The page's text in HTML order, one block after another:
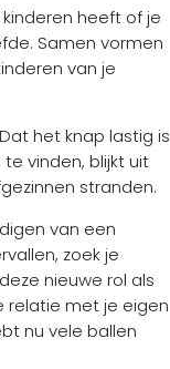
heeft of je
Samen vormen
van je
het knap lastig is
vinden, blijkt uit
stranden.
van een
zoek je
nieuwe rol als
relatie met je eigen
nu vele ballen